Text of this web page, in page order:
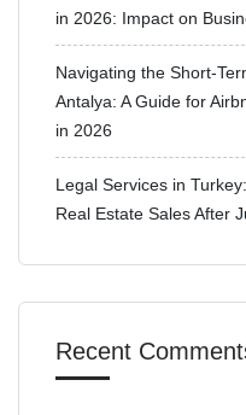
in 2026: Impact on
Navigating the Short-
Antalya: A Guide for
in 2026
Legal Services in
Real Estate Sales After
Recent